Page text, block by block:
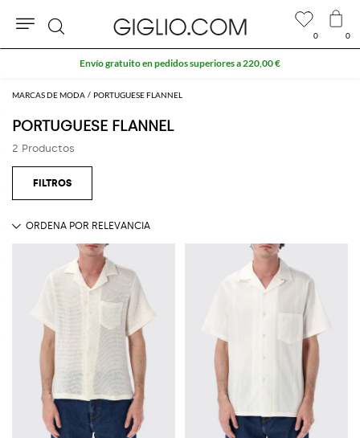
MARCAS DE MODA PORTUGUESE FLANNEL
PORTUGUESE FLANNEL
2 Productos
0 0
Buscar
Envío gratuito en pedidos superiores a 220,00 €